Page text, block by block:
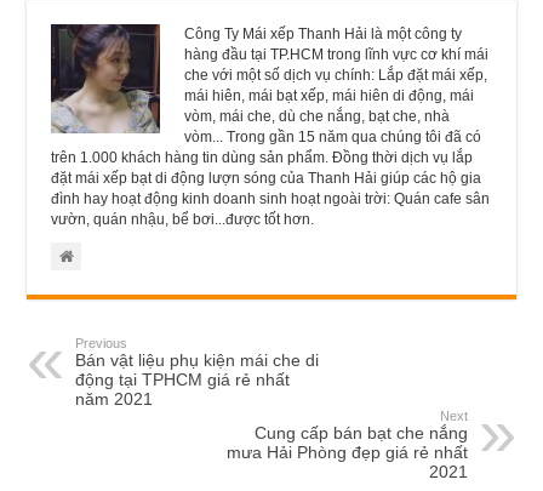
Công Ty Mái xếp Thanh Hải là một công ty
hàng đầu tại TP.HCM trong lĩnh vực cơ khí mái
che với một số dịch vụ chính: Lắp đặt mái xếp,
mái hiên, mái bạt xếp, mái hiên di động, mái
vòm, mái che, dù che nắng, bạt che, nhà
vòm... Trong gần 15 năm qua chúng tôi đã có
trên 1.000 khách hàng tin dùng sản phẩm. Đồng thời dịch vụ lắp
đặt mái xếp bạt di động lượn sóng của Thanh Hải giúp các hộ gia
đình hay hoạt động kinh doanh sinh hoạt ngoài trời: Quán cafe sân
vườn, quán nhậu, bể bơi...được tốt hơn.
Previous
Bán vật liệu phụ kiện mái che di
động tại TPHCM giá rẻ nhất
năm 2021
Next
Cung cấp bán bạt che nắng
mưa Hải Phòng đẹp giá rẻ nhất
2021